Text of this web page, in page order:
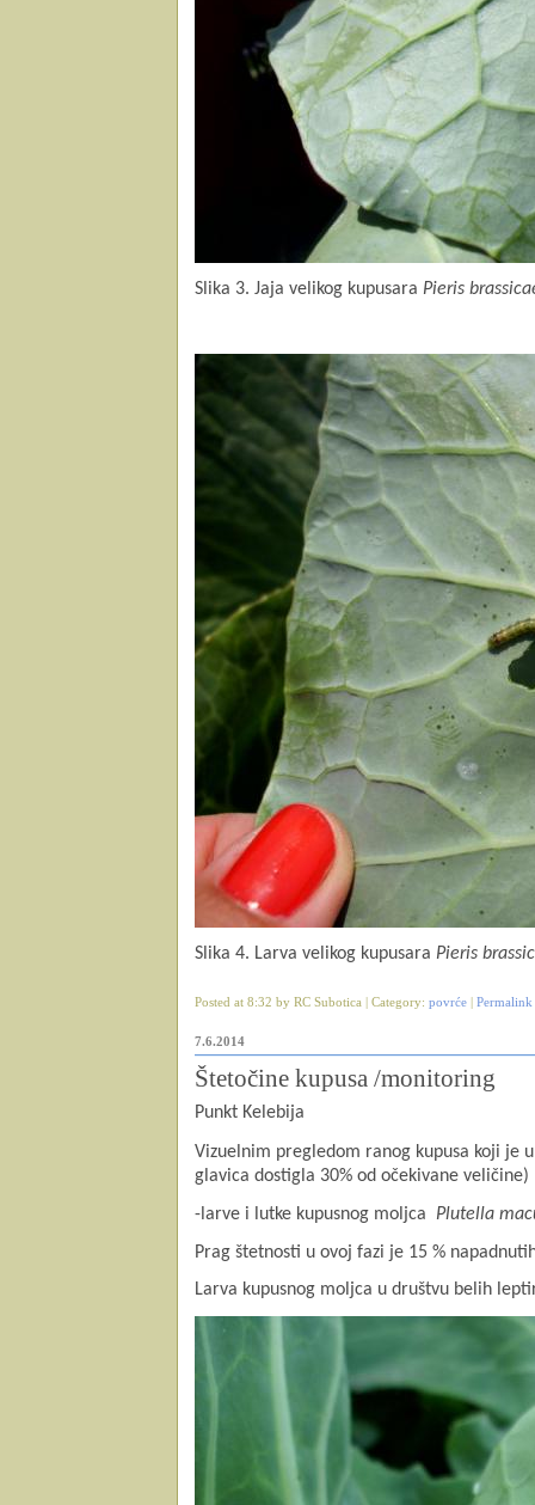
Slika 3. Jaja velikog kupusara Pieris
Slika 4. Larva velikog kupusara Pieris
Posted at 8:32 by RC Subotica | Category: povrće Permalink
7.6.2014
Štetočine kupusa /monitoring
Punkt Kelebija
Vizuelnim pregledom ranog kupusa koji je
glavica dostigla 30% od očekivane veličine)
-larve i lutke kupusnog moljca Plutella
Prag štetnosti u ovoj fazi je 15 %
Larva kupusnog moljca u društvu belih